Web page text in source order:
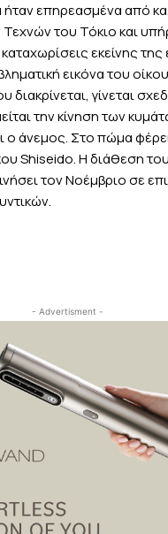
επηρεασμένα από
του Τόκιο και
εκείνης
εικόνα του
διακρίνεται, γίνεται
την κίνηση των
άνεμος. Στο πώμα
Shiseido. Η διάθεση
τον Νοέμβριο σε
- Advertisment -